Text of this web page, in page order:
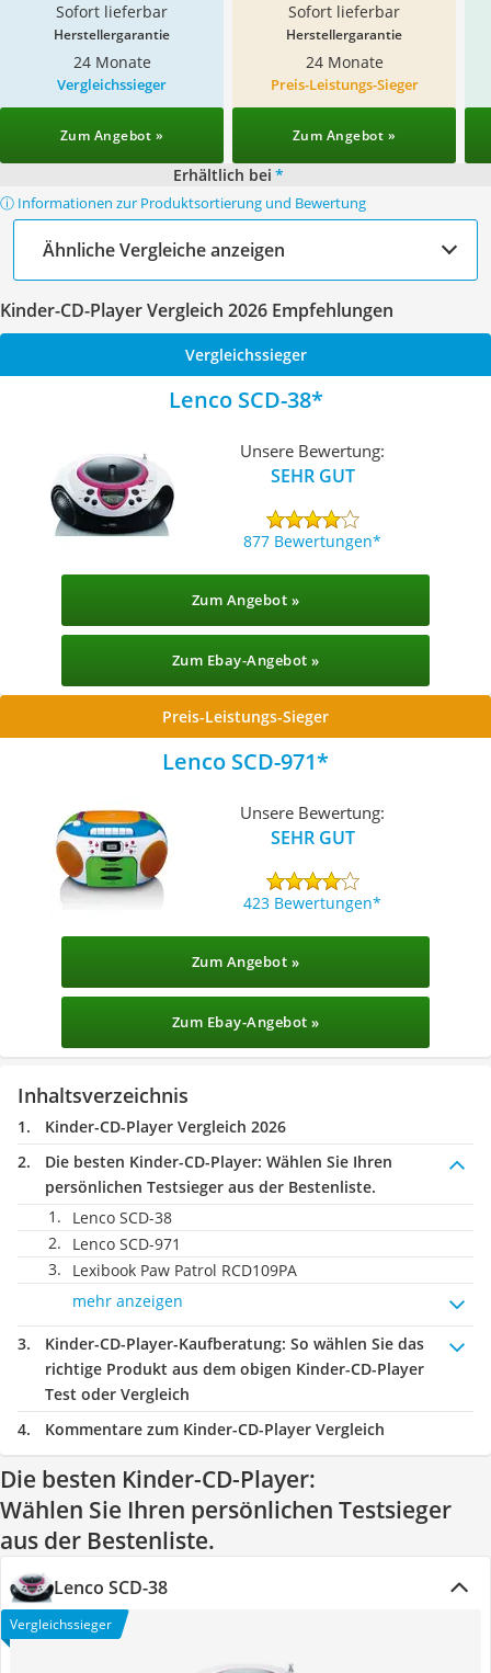
Sofort lieferbar Sofort lieferbar
Herstellergarantie
24 Monate
Herstellergarantie
24 Monate
Vergleichssieger
Zum Angebot »
Preis-Leistungs-Sieger
Zum Angebot »
Erhältlich bei *
ⓘ Informationen zur Produktsortierung und Bewertung
Ähnliche Vergleiche anzeigen
Kinder-CD-Player Vergleich 2026 Empfehlungen
Vergleichssieger
Lenco SCD-38
Unsere Bewertung:
SEHR GUT
877 Bewertungen
Zum Angebot »
Zum Ebay-Angebot »
Preis-Leistungs-Sieger
Lenco SCD-971
Unsere Bewertung:
SEHR GUT
423 Bewertungen
Zum Angebot »
Zum Ebay-Angebot »
Inhaltsverzeichnis
Kinder-CD-Player Vergleich 2026
Die besten Kinder-CD-Player: Wählen Sie Ihren
persönlichen Testsieger aus der Bestenliste.
Lenco SCD-38
Lenco SCD-971
Lexibook Paw Patrol RCD109PA
mehr anzeigen
Kinder-CD-Player-Kaufberatung: So wählen Sie das
richtige Produkt aus dem obigen Kinder-CD-Player
Test oder Vergleich
Kommentare zum Kinder-CD-Player Vergleich
Die besten Kinder-CD-Player:
Wählen Sie Ihren persönlichen Testsieger
aus der Bestenliste.
Lenco SCD-38
Vergleichssieger